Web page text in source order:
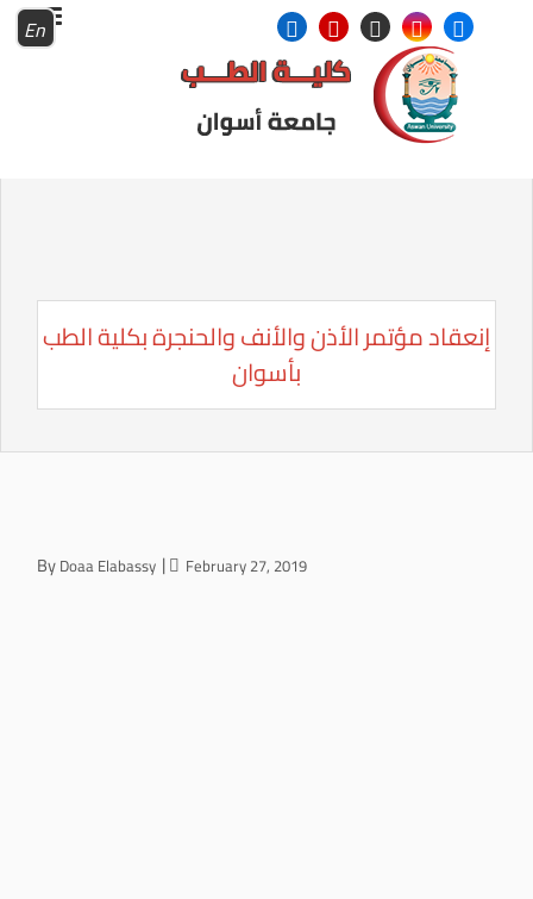
En
إنعقاد مؤتمر الأذن والأنف والحنجرة بكلية الطب
بأسوان
ByDoaa Elabassy February 27, 2019